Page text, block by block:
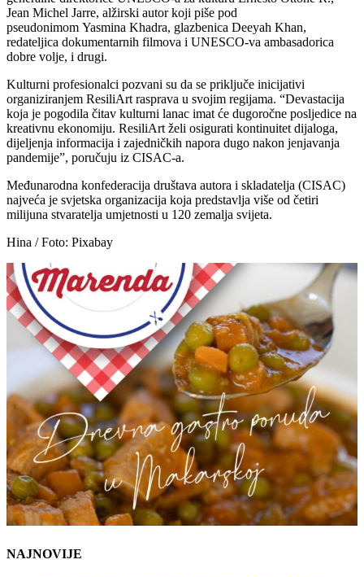
Jean Michel Jarre, alžirski autor koji piše pod
pseudonimom Yasmina Khadra, glazbenica Deeyah Khan,
redateljica dokumentarnih filmova i UNESCO-va ambasadorica
dobre volje, i drugi.
Kulturni profesionalci pozvani su da se priključe inicijativi
organiziranjem ResiliArt rasprava u svojim regijama. “Devastacija
koja je pogodila čitav kulturni lanac imat će dugoročne posljedice na
kreativnu ekonomiju. ResiliArt želi osigurati kontinuitet dijaloga,
dijeljenja informacija i zajedničkih napora dugo nakon jenjavanja
pandemije”, poručuju iz CISAC-a.
Međunarodna konfederacija društava autora i skladatelja (CISAC)
najveća je svjetska organizacija koja predstavlja više od četiri
milijuna stvaratelja umjetnosti u 120 zemalja svijeta.
Hina / Foto: Pixabay
NAJNOVIJE